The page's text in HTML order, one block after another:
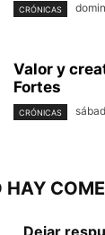
CRÓNICAS
Valor y
Fortes
CRÓNICAS
HAY